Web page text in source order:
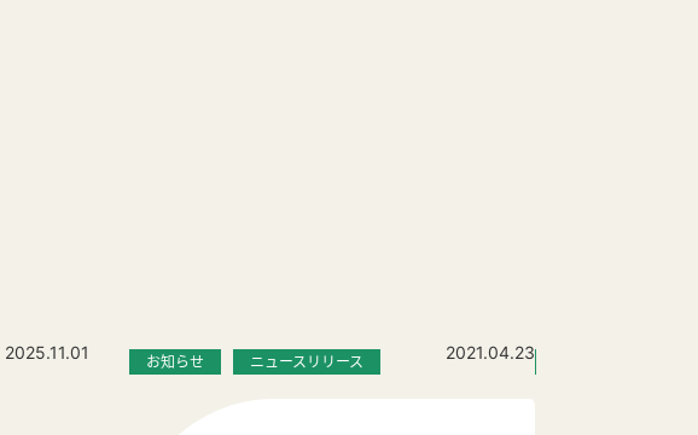
2025.11.01 お知らせ ニュースリリース 2021.04.23